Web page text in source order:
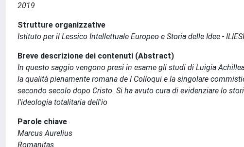
2019
Strutture organizzative
Istituto per il Lessico Intellettuale Europeo e Storia delle Idee - ILIESI
Breve descrizione dei contenuti (Abstract)
In questo saggio vengono presi in esame gli studi di Luigia
la qualità pienamente romana de I Colloqui e la singolare
secondo secolo dopo Cristo. Si ha avuto cura di evidenziare lo
l'ideologia totalitaria dell'io
Parole chiave
Marcus Aurelius
Romanitas